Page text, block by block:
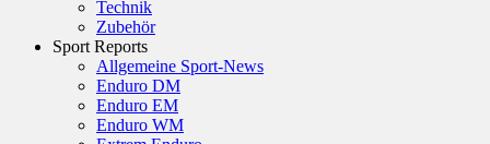
Technik
Zubehör
Sport Reports
Allgemeine Sport-News
Enduro DM
Enduro EM
Enduro WM